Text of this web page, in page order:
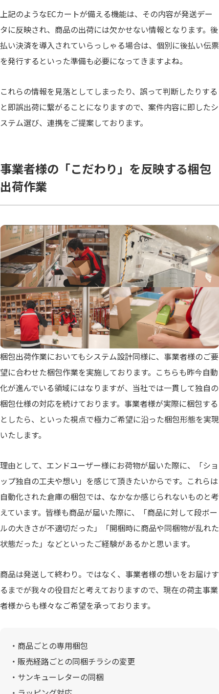
上記のようなECカートが備える機能は、その内容が発送デー
タに反映され、商品の出荷には欠かせない情報となります。後
払い決済を導入されていらっしゃる場合は、個別に後払い伝票
を発行するといった準備も必要になってきますよね。
これらの情報を見落としてしまったり、誤って判断したりする
と即誤出荷に繋がることになりますので、案件内容に即したシ
ステム選び、連携をご提案しております。
事業者様の「こだわり」を反映する梱包
出荷作業
梱包出荷作業においてもシステム設計同様に、事業者様のご要
望に合わせた梱包作業を実施しております。こちらも昨今自動
化が進んでいる領域にはなりますが、当社では一貫して独自の
梱包仕様の対応を続けております。事業者様が実際に梱包する
としたら、といった視点で極力ご希望に沿った梱包形態を実現
いたします。
理由として、エンドユーザー様にお荷物が届いた際に、「ショ
ップ独自の工夫や想い」を感じて頂きたいからです。これらは
自動化された倉庫の梱包では、なかなか感じられないものと考
えています。皆様も商品が届いた際に、「商品に対して段ボー
ルの大きさが不適切だった」「開梱時に商品や同梱物が乱れた
状態だった」などといったご経験があるかと思います。
商品は発送して終わり。ではなく、事業者様の想いをお届けす
るまでが我々の役目だと考えておりますので、現在の荷主事業
者様からも様々なご希望を承っております。
・商品ごとの専用梱包
・販売経路ごとの同梱チラシの変更
・サンキューレターの同梱